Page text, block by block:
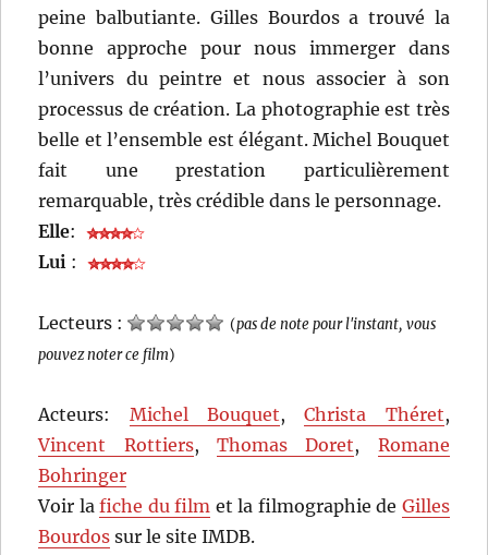
peine balbutiante. Gilles Bourdos a trouvé la
bonne approche pour nous immerger dans
l’univers du peintre et nous associer à son
processus de création. La photographie est très
belle et l’ensemble est élégant. Michel Bouquet
fait une prestation particulièrement
remarquable, très crédible dans le personnage.
Elle:
Lui :
Lecteurs : (pas de note pour l'instant, vous
pouvez noter ce film)
Acteurs: Michel Bouquet,Christa Théret,
Vincent Rottiers,Thomas Doret, Romane
Bohringer
Voir lafiche du film et la filmographie de Gilles
Bourdos sur le site IMDB.